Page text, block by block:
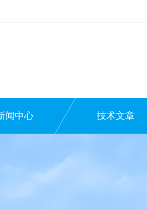
闻中心 技术文章